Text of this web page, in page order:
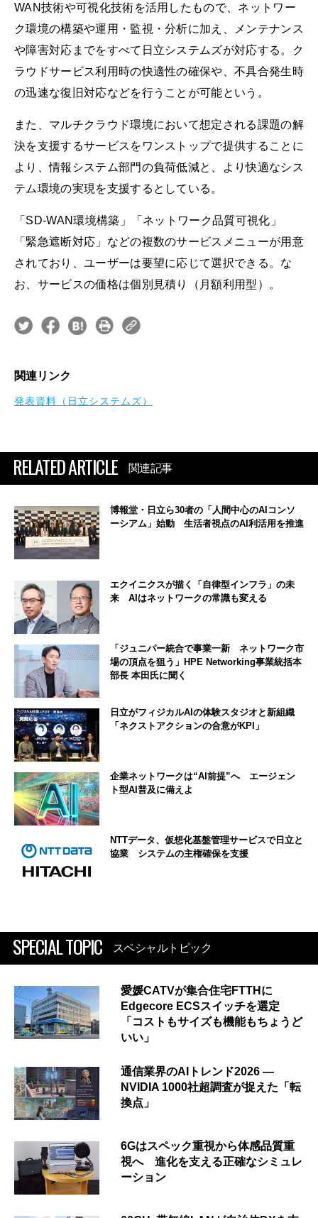
WAN技術や可視化技術を活用したもので、ネットワー
ク環境の構築や運用・監視・分析に加え、メンテナンス
や障害対応までをすべて日立システムズが対応する。ク
ラウドサービス利用時の快適性の確保や、不具合発生時
の迅速な復旧対応などを行うことが可能という。
また、マルチクラウド環境において想定される課題の解
決を支援するサービスをワンストップで提供することに
より、情報システム部門の負荷低減と、より快適なシス
テム環境の実現を支援するとしている。
「SD-WAN環境構築」「ネットワーク品質可視化」
「緊急遮断対応」などの複数のサービスメニューが用意
されており、ユーザーは要望に応じて選択できる。な
お、サービスの価格は個別見積り（月額利用型）。
関連リンク
発表資料（日立システムズ）
RELATED ARTICLE 関連記事
博報堂・日立ら30者の「人間中心のAIコンソ
ーシアム」始動 生活者視点のAI利活用を推進
エクイニクスが描く「自律型インフラ」の未
来 AIはネットワークの常識も変える
「ジュニパー統合で事業一新 ネットワーク市
場の頂点を狙う」HPE Networking事業統括本
部長 本田氏に聞く
日立がフィジカルAIの体験スタジオと新組織
「ネクストアクションの合意がKPI」
企業ネットワークは“AI前提”へ エージェン
ト型AI普及に備えよ
NTTデータ、仮想化基盤管理サービスで日立と
協業 システムの主権確保を支援
SPECIAL TOPIC スペシャルトピック
愛媛CATVが集合住宅FTTHに
Edgecore ECSスイッチを選定
「コストもサイズも機能もちょうど
いい」
通信業界のAIトレンド2026 ―
NVIDIA 1000社超調査が捉えた「転
換点」
6Gはスペック重視から体感品質重
視へ 進化を支える正確なシミュレ
ーション